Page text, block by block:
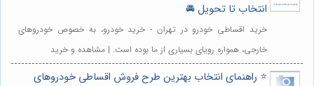
انتخاب تا تحویل 🚘
خرید اقساطی خودرو در تهران - خرید خودرو، به خصوص خودروهای
خارجی، همواره رویای بسیاری از ما بوده است. | مشاهده و خرید
⭐️ راهنمای انتخاب بهترین طرح فروش اقساطی خودروهای